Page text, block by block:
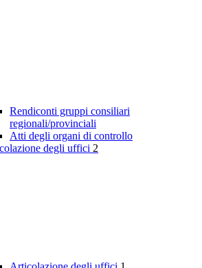
Rendiconti gruppi consiliari
regionali/provinciali
Atti degli organi di controllo
degli uffici 2